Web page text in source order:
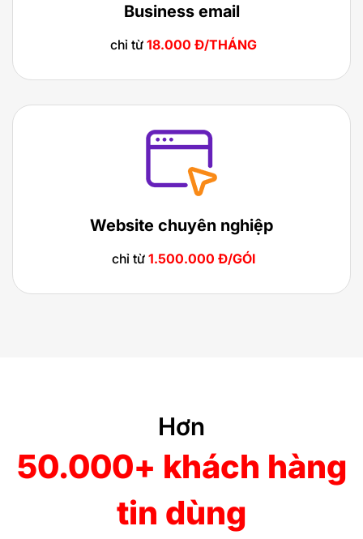
Business email
chỉ từ 18.000 Đ/THÁNG
Website chuyên nghiệp
chỉ từ 1.500.000 Đ/GÓI
Hơn
50.000+ khách hàng
tin dùng